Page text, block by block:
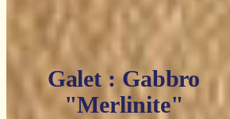
Galet : Gabbro
"Merlinite"